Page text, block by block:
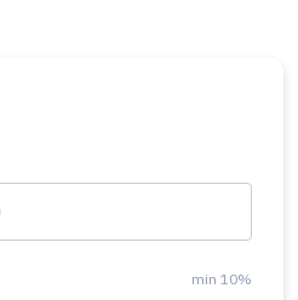
min 10%